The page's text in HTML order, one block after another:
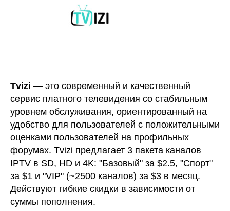
Tvizi — это современный и качественный
сервис платного телевидения со стабильным
уровнем обслуживания, ориентированный на
удобство для пользователей с положительными
оценками пользователей на профильных
форумах. Tvizi предлагает 3 пакета каналов
IPTV в SD, HD и 4K: "Базовый" за $2.5, "Спорт"
за $1 и "VIP" (~2500 каналов) за $3 в месяц.
Действуют гибкие скидки в зависимости от
суммы пополнения.